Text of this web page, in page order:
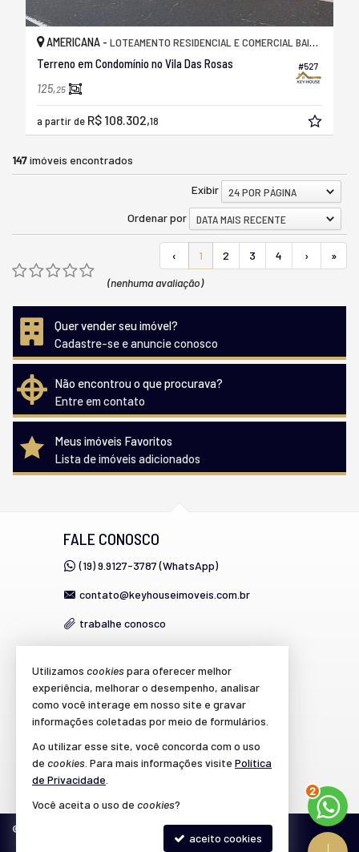
#527
AMERICANA - LOTEAMENTO RESIDENCIAL E COMERCIAL BAIRRO PACAEMBU
Terreno em Condomínio no Vila Das Rosas
125,25
a partir de R$ 108.302,18
147imóveis encontrados
Exibir
24 POR PÁGINA
Ordenar por
DATA MAIS RECENTE
‹ 1 2 3 4 ›
»
(nenhuma avaliação)
Quer vender seu imóvel?
Cadastre-se e anuncie conosco
Não encontrou o que procurava?
Entre em contato
Meus imóveis Favoritos
Lista de imóveis adicionados
FALE CONOSCO
(19) 9.9127-3787 (WhatsApp)
contato@keyhouseimoveis.com.br
trabalhe conosco
VEJA MAIS
cadastre seu imóvel
imóveis favoritos
© Política de Privacidade
3
Utilizamos cookiespara oferecer melhor
experiência, melhorar o desempenho, analisar
como você interage em nosso site e gravar
informações coletadas por meio de formulários.
Ao utilizar esse site, você concorda com o uso
de cookies . Para mais informações visite Política
de Privacidade
Você aceita o uso de cookies?
aceito cookies